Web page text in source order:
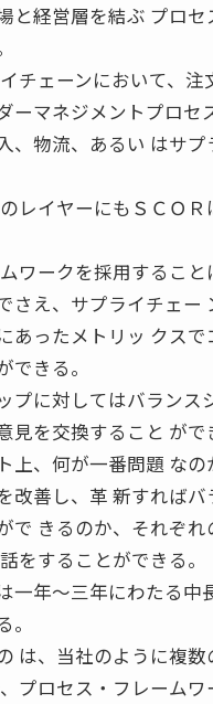
と経営層を結ぶ プロ
チェーンにおいて、注
ーマネジメントプロセ
、物流、あるい はサ
レイヤーにもＳＣＯＲ
ワークを採用すること
さえ、サプライチェー
あったメトリッ クス
できる。
プに対してはバランス
見を交換すること がで
上、何が一番問題 なの
改善し、革 新すれば
で きるのか、それぞ
をすることができる。
一年〜三年にわたる中
は、当社のように複
プロセス・フレームワ